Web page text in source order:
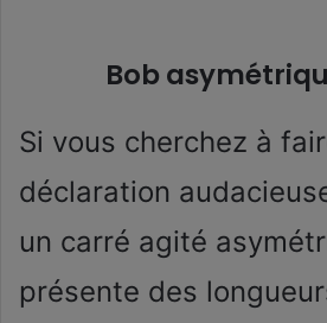
Bob
Si vous cherchez à
déclaration
un carré agité
présente des